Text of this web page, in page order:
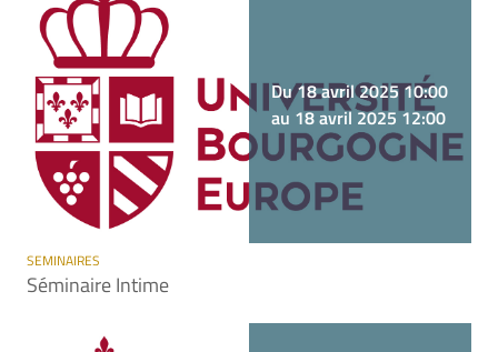
Du 18 avril 2025 10:00
au 18 avril 2025 12:00
SEMINAIRES
Séminaire Intime